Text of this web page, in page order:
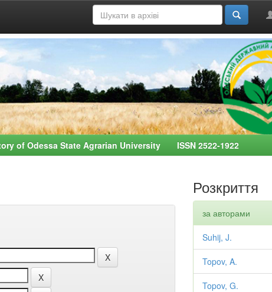
of Odessa State Agrarian University ISSN 2522-1922
Розкриття
за авторами
Suhij, J.
Topov, A.
Topov, G.